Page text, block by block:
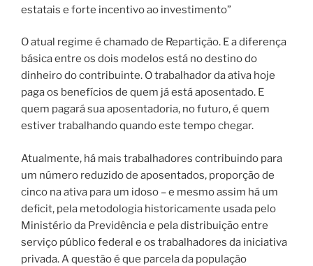
estatais e forte incentivo ao investimento”
O atual regime é chamado de Repartição. E a diferença
básica entre os dois modelos está no destino do
dinheiro do contribuinte. O trabalhador da ativa hoje
paga os benefícios de quem já está aposentado. E
quem pagará sua aposentadoria, no futuro, é quem
estiver trabalhando quando este tempo chegar.
Atualmente, há mais trabalhadores contribuindo para
um número reduzido de aposentados, proporção de
cinco na ativa para um idoso – e mesmo assim há um
deficit, pela metodologia historicamente usada pelo
Ministério da Previdência e pela distribuição entre
serviço público federal e os trabalhadores da iniciativa
privada. A questão é que parcela da população